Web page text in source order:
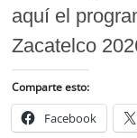
aquí el
Zacatelco
Comparte esto:
Facebook